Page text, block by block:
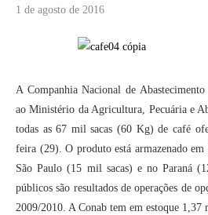
1 de agosto de 2016
A Companhia Nacional de
ao Ministério da Agricultura, Pecuária e
todas as 67 mil sacas (60 Kg) de café
feira (29). O produto está armazenado
São Paulo (15 mil sacas) e no Paraná
públicos são resultados de operações de
2009/2010. A Conab tem em estoque 1,37